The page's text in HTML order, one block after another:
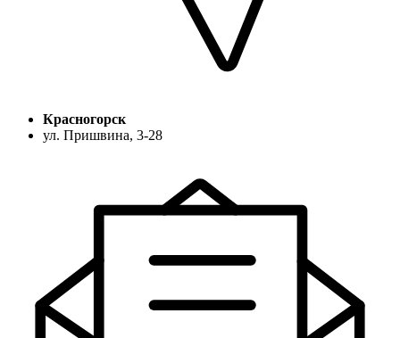
Красногорск
ул. Пришвина, 3-28